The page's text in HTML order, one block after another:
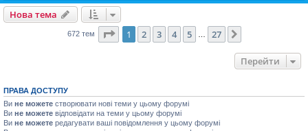
Нова тема
672 тем Сторінка 1 27
1 2 3 4 5 27
Перейти
ПРАВА ДОСТУПУ
Ви не можете створювати нові теми у цьому форумі
Ви не можете відповідати на теми у цьому форумі
Ви не можете редагувати ваші повідомлення у цьому форумі